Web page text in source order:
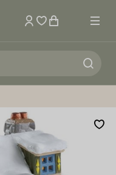
Mon compte